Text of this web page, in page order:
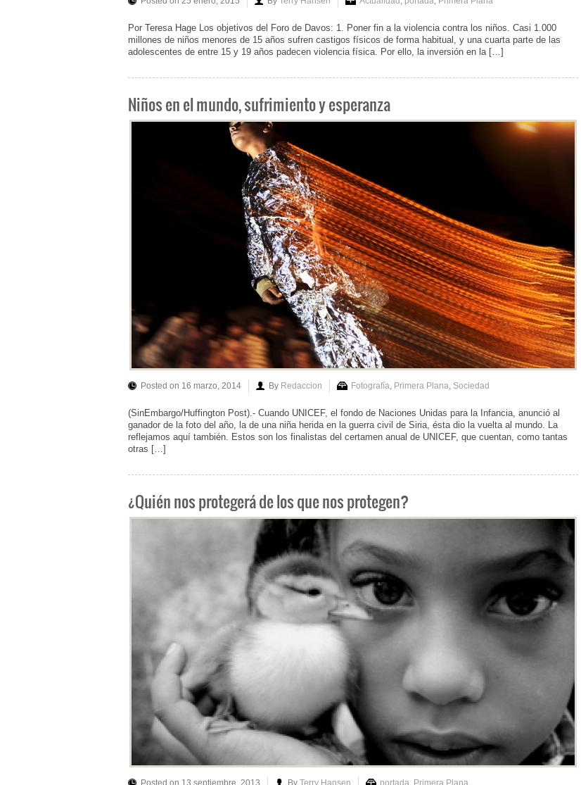
Por Teresa Hage Los objetivos del Foro de Davos: 1. Poner fin a la violencia contra los niños. Casi 1.000
millones de niños menores de 15 años sufren castigos físicos de forma habitual, y una cuarta parte de las
adolescentes de entre 15 y 19 años padecen violencia física. Por ello, la inversión en la […]
Niños en el mundo, sufrimiento y esperanza
Posted on 16 marzo, 2014 By Redaccion Fotografía, Primera Plana, Sociedad
(SinEmbargo/Huffington Post).- Cuando UNICEF, el fondo de Naciones Unidas para la Infancia, anunció al
ganador de la foto del año, la de una niña herida en la guerra civil de Siria, ésta dio la vuelta al mundo. La
reflejamos aquí también. Estos son los finalistas del certamen anual de UNICEF, que cuentan, como tantas
otras […]
¿Quién nos protegerá de los que nos protegen?
Posted on 13 septiembre, 2013 By Terry Hansen portada Primera Plana